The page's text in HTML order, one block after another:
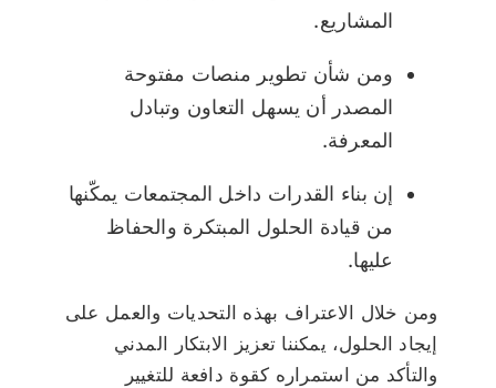
المشاريع.
ومن شأن تطوير منصات مفتوحة
المصدر أن يسهل التعاون وتبادل
المعرفة.
إن بناء القدرات داخل المجتمعات يمكّنها
من قيادة الحلول المبتكرة والحفاظ
عليها.
ومن خلال الاعتراف بهذه التحديات والعمل على
إيجاد الحلول، يمكننا تعزيز الابتكار المدني
والتأكد من استمراره كقوة دافعة للتغيير